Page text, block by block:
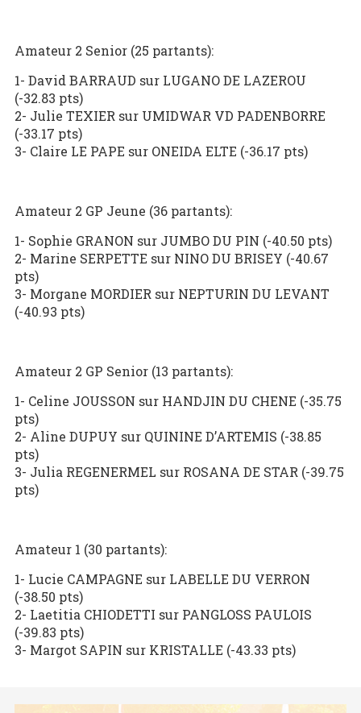
Amateur 2 Senior (25 partants):
1- David BARRAUD sur LUGANO DE LAZEROU
(-32.83 pts)
2- Julie TEXIER sur UMIDWAR VD PADENBORRE
(-33.17 pts)
3- Claire LE PAPE sur ONEIDA ELTE (-36.17 pts)
Amateur 2 GP Jeune (36 partants):
1- Sophie GRANON sur JUMBO DU PIN (-40.50 pts)
2- Marine SERPETTE sur NINO DU BRISEY (-40.67
pts)
3- Morgane MORDIER sur NEPTURIN DU LEVANT
(-40.93 pts)
Amateur 2 GP Senior (13 partants):
1- Celine JOUSSON sur HANDJIN DU CHENE (-35.75
pts)
2- Aline DUPUY sur QUININE D’ARTEMIS (-38.85
pts)
3- Julia REGENERMEL sur ROSANA DE STAR (-39.75
pts)
Amateur 1 (30 partants):
1- Lucie CAMPAGNE sur LABELLE DU VERRON
(-38.50 pts)
2- Laetitia CHIODETTI sur PANGLOSS PAULOIS
(-39.83 pts)
3- Margot SAPIN sur KRISTALLE (-43.33 pts)